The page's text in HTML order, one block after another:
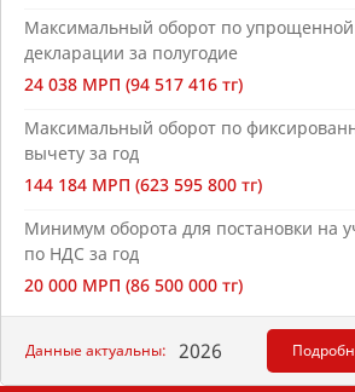
Максимальный оборот по упрощенной
декларации за полугодие
24 038 МРП (94 517 416 тг)
Максимальный оборот по
вычету за год
144 184 МРП (623 595 800 тг)
Минимум оборота для постановки на
по НДС за год
20 000 МРП (86 500 000 тг)
Данные актуальны: 2026